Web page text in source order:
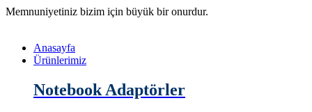
Memnuniyetiniz bizim için büyük bir onurdur.
Anasayfa
Ürünlerimiz
Notebook Adaptörler